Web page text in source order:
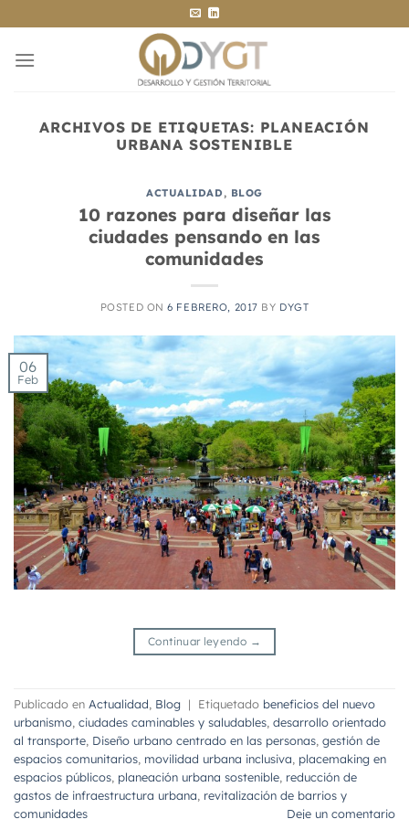
al
contenido
ARCHIVOS DE ETIQUETAS: PLANEACIÓN
URBANA SOSTENIBLE
ACTUALIDAD, BLOG
10 razones para diseñar las
ciudades pensando en las
comunidades
POSTED ON6 FEBRERO, 2017 BY DYGT
06
Feb
Continuar leyendo →
Publicado en Actualidad Blog | Etiquetado beneficios del nuevo
urbanismo ciudades caminables y saludables desarrollo orientado
al transporte Diseño urbano centrado en las personas gestión de
espacios comunitarios movilidad urbana inclusiva placemaking en
espacios públicos planeación urbana sostenible reducción de
gastos de infraestructura urbana revitalización de barrios y
comunidades
Deje un comentario